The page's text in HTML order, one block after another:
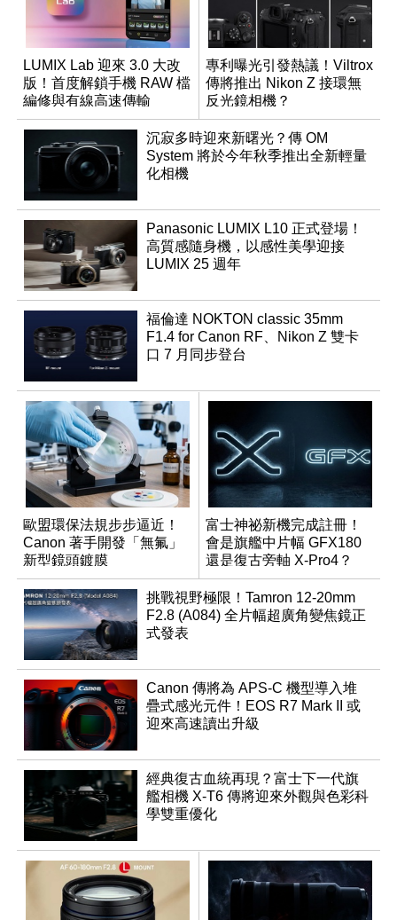
LUMIX Lab 迎來 3.0 大改
版！首度解鎖手機 RAW 檔
編修與有線高速傳輸
專利曝光引發熱議！Viltrox
傳將推出 Nikon Z 接環無
反光鏡相機？
沉寂多時迎來新曙光？傳 OM
System 將於今年秋季推出全新輕量
化相機
Panasonic LUMIX L10 正式登場！
高質感隨身機，以感性美學迎接
LUMIX 25 週年
福倫達 NOKTON classic 35mm
F1.4 for Canon RF、Nikon Z 雙卡
口 7 月同步登台
歐盟環保法規步步逼近！
Canon 著手開發「無氟」
新型鏡頭鍍膜
富士神祕新機完成註冊！
會是旗艦中片幅 GFX180
還是復古旁軸 X-Pro4？
挑戰視野極限！Tamron 12-20mm
F2.8 (A084) 全片幅超廣角變焦鏡正
式發表
Canon 傳將為 APS-C 機型導入堆
疊式感光元件！EOS R7 Mark II 或
迎來高速讀出升級
經典復古血統再現？富士下一代旗
艦相機 X-T6 傳將迎來外觀與色彩科
學雙重優化